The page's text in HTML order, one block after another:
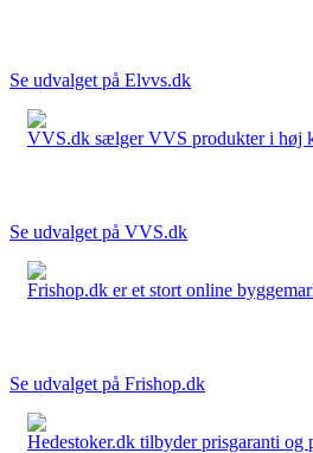
Se udvalget på Elvvs.dk
VVS.dk sælger VVS produkter i høj
Se udvalget på VVS.dk
Frishop.dk er et stort online
Se udvalget på Frishop.dk
Hedestoker.dk tilbyder prisgaranti